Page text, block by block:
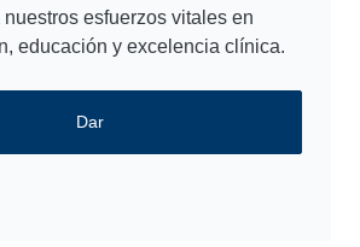
nuestros esfuerzos vitales en
educación y excelencia clínica.
Dar